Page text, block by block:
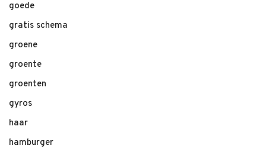
goede
gratis schema
groene
groente
groenten
gyros
haar
hamburger